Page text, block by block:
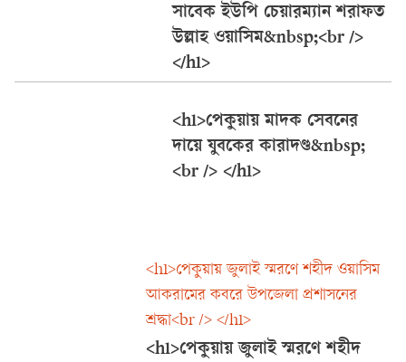
সাবেক ইউপি চেয়ারম্যান শরাফত
উল্লাহ ওয়াসিম&nbsp;<br />
</h1>
<h1>পেকুয়ায় মাদক সেবনের
দায়ে যুবকের কারাদণ্ড&nbsp;
<br /> </h1>
<h1>পেকুয়ায় জুলাই স্মরণে শহীদ ওয়াসিম
আকরামের কবরে উপজেলা প্রশাসনের
শ্রদ্ধা<br /> </h1>
<h1>পেকুয়ায় জুলাই স্মরণে শহীদ